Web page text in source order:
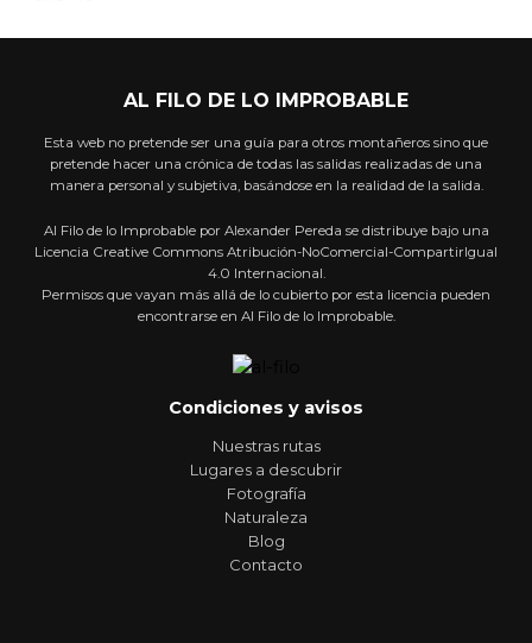
AL FILO DE LO IMPROBABLE
Esta web no pretende ser una guía para otros montañeros sino que
pretende hacer una crónica de todas las salidas realizadas de una
manera personal y subjetiva, basándose en la realidad de la salida.
Al Filo de lo Improbable por Alexander Pereda se distribuye bajo una
Licencia Creative Commons Atribución-NoComercial-CompartirIgual
4.0 Internacional.
Permisos que vayan más allá de lo cubierto por esta licencia pueden
encontrarse en Al Filo de lo Improbable.
Condiciones y avisos
Nuestras rutas
Lugares a descubrir
Fotografía
Naturaleza
Blog
Contacto